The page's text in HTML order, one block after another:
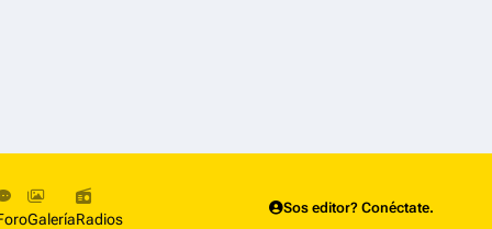
GaleríaRadios
Sos editor? Conéctate.